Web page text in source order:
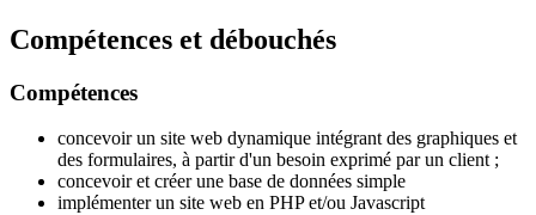
Compétences et débouchés
Compétences
concevoir un site web dynamique intégrant des graphiques et
des formulaires, à partir d'un besoin exprimé par un client ;
concevoir et créer une base de données simple
implémenter un site web en PHP et/ou Javascript